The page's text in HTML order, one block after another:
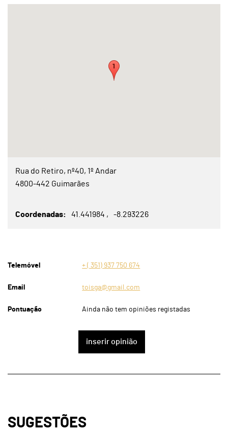
Rua do Retiro, nº40, 1º Andar
4800-442 Guimarães
Coordenadas 41.441984 -8.293226
Telemóvel + ( 351) 937 750 674
Email toisga@gmail.com
Pontuação Ainda não tem opiniões registadas
inserir opinião
SUGESTÕES